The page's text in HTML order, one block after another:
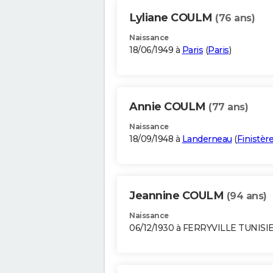
Lyliane COULM (76 ans)
Naissance
18/06/1949 à Paris (Paris)
Annie COULM (77 ans)
Naissance
18/09/1948 à Landerneau (Finistère
Jeannine COULM (94 ans)
Naissance
06/12/1930 à FERRYVILLE